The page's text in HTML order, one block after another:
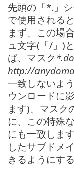
先頭の「*.」
で使用される
まず、この場
ュ文字(「/」)
ば、マスク
http://
一致しないよ
ウンロードに
ます)、マスク
に、この特殊
にも一致しま
したサブドメ
きるようにす